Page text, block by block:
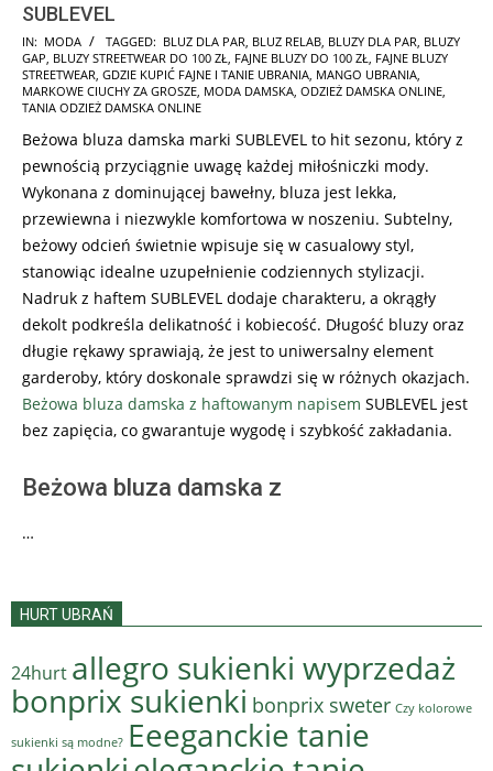
SUBLEVEL
2024-
09-
12
IN: MODA TAGGED: BLUZ DLA PAR BLUZ RELAB BLUZY DLA PAR BLUZY
GAP BLUZY STREETWEAR DO 100 ZŁ FAJNE BLUZY DO 100 ZŁ FAJNE BLUZY
STREETWEAR GDZIE KUPIĆ FAJNE I TANIE UBRANIA MANGO UBRANIA
MARKOWE CIUCHY ZA GROSZE MODA DAMSKA ODZIEŻ DAMSKA ONLINE
TANIA ODZIEŻ DAMSKA ONLINE
Beżowa bluza damska marki SUBLEVEL to hit sezonu, który z
pewnością przyciągnie uwagę każdej miłośniczki mody.
Wykonana z dominującej bawełny, bluza jest lekka,
przewiewna i niezwykle komfortowa w noszeniu. Subtelny,
beżowy odcień świetnie wpisuje się w casualowy styl,
stanowiąc idealne uzupełnienie codziennych stylizacji.
Nadruk z haftem SUBLEVEL dodaje charakteru, a okrągły
dekolt podkreśla delikatność i kobiecość. Długość bluzy oraz
długie rękawy sprawiają, że jest to uniwersalny element
garderoby, który doskonale sprawdzi się w różnych okazjach.
Beżowa bluza damska z haftowanym napisem SUBLEVEL jest
bez zapięcia, co gwarantuje wygodę i szybkość zakładania.
Beżowa bluza damska z
…
HURT UBRAŃ
24hurt allegro sukienki wyprzedaż
bonprix sukienki bonprix sweter Czy kolorowe
sukienki są modne? Eeeganckie tanie